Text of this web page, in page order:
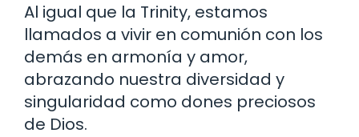
Al igual que la Trinity, estamos
llamados a vivir en comunión con los
demás en armonía y amor,
abrazando nuestra diversidad y
singularidad como dones preciosos
de Dios.